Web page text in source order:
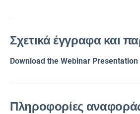
Σχετικά έγγραφα και
Download the Webinar Presentation
Πληροφορίες